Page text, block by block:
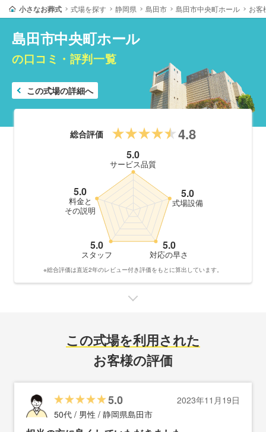
小さなお葬式 式場を探す 静岡県 島田市 島田市中央町ホール お客
島田市中央町ホール
の口コミ・評判一覧
この式場の詳細へ
総合評価 4.8
5.0
サービス品質
5.0
式場設備
5.0
対応の早さ
5.0
スタッフ
5.0
料金と
その説明
※総合評価は直近2年のレビュー付き評価をもとに算出しています。
この式場を利用された
お客様の評価
5.0
2023年11月19日
50代 / 男性 / 静岡県島田市